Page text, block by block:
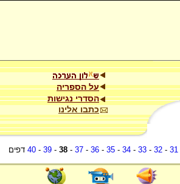
על הספריה
הסדרי נגישות
כתבו אלינו
31
-
32
-
33
-
34
-
35
-
36
-
37
-
38
-
39
-
40 דפים